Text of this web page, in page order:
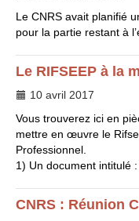
Le CNRS avait planifié
pour la partie restant à
Le RIFSEEP à la
10 avril 2017
Vous trouverez ici en
mettre en œuvre le
Professionnel.
1) Un document intitulé
CNRS : Réunion